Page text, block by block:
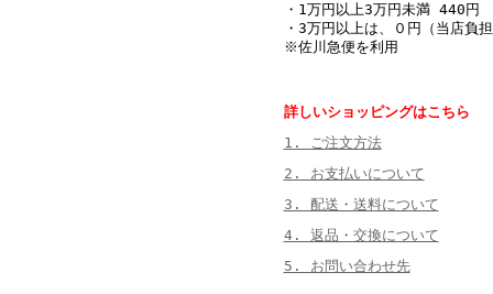
・1万円以上3万円未満 440円
・3万円以上は、０円（当店負
※佐川急便を利用
詳しいショッピングはこちら
1. ご注文方法
2. お支払いについて
3. 配送・送料について
4. 返品・交換について
5. お問い合わせ先